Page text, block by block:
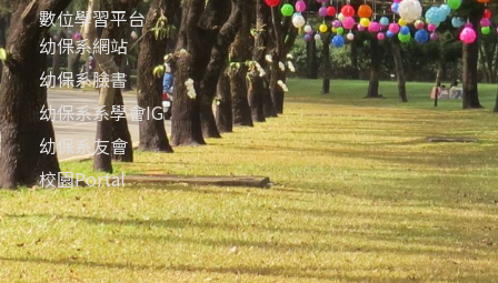
數位學習平台
幼保系網站
幼保系臉書
幼保系系學會IG
幼保系友會
校園Portal